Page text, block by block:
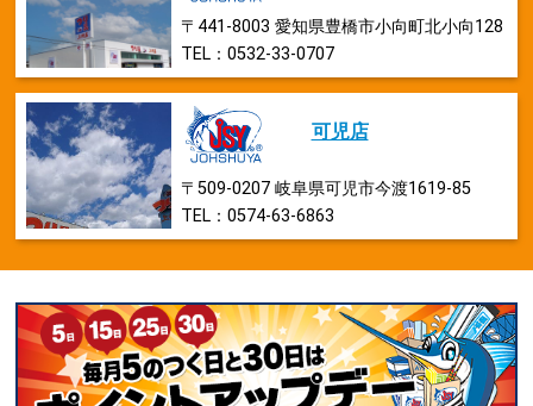
〒441-8003 愛知県豊橋市小向町北小向128
TEL：0532-33-0707
可児店
〒509-0207 岐阜県可児市今渡1619-85
TEL：0574-63-6863